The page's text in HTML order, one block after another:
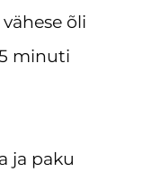
õli
minuti
ja paku